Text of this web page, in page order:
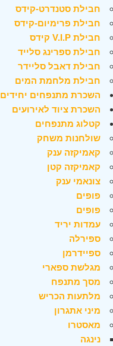
חבילת סטנדרט-קידס
חבילת פרימיום-קידס
חבילת V.I.P קידס
חבילת ספרינג סלייד
חבילת דאבל סליידר
חבילת מלחמת המים
השכרת מתנפחים יחידים
השכרת ציוד לאירועים
קטלוג מתנפחים
שולחנות משחק
קאמיקזה ענק
קאמיקזה קטן
צונאמי ענק
פופים
פופים
עמדות יריד
ספירלה
ספיידרמן
מגלשת ספארי
מסך מתנפח
מלתעות הכריש
מיני אתגרון
מאסטרו
נינגה